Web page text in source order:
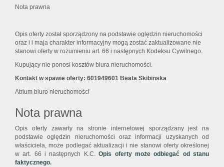
Nota prawna
Opis oferty został sporządzony na podstawie oględzin nieruchomości
oraz i i maja charakter informacyjny mogą zostać zaktualizowane nie
stanowi oferty w rozumieniu art. 66 i następnych Kodeksu Cywilnego.
Kupujący nie ponosi kosztów biura nieruchomości.
Kontakt w spawie oferty: 601949601 Beata Skibinska
Atrium biuro nieruchomości
Nota prawna
Opis oferty zawarty na stronie internetowej sporządzany jest na
podstawie oględzin nieruchomości oraz informacji uzyskanych od
właściciela, może podlegać aktualizacji i nie stanowi oferty określonej
w art. 66 i następnych K.C.Opis oferty może odbiegać od stanu
faktycznego.